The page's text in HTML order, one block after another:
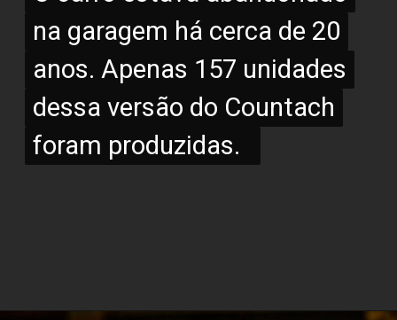
na garagem há cerca de 20
anos. Apenas 157 unidades
dessa versão do Countach
foram produzidas.
na garagem há cerca de 20
anos. Apenas 157 unidades
dessa versão do Countach
foram produzidas.